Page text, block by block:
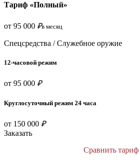
Тариф «Полный»
от 95 000 ₽в месяц
Спецсредства / Служебное оружие
12-часовой режим
от 95 000 ₽
Круглосуточный режим 24 часа
от 150 000 ₽
Заказать
Сравнить тариф